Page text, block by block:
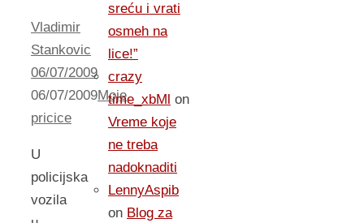
Vladimir
Stankovic
06/07/2009
06/07/2009Moje
pricice
U
policijska
vozila
sreću i vrati
osmeh na
lice!”
crazy
time_xbMl on
Vreme koje
ne treba
nadoknaditi
LennyAspib
on Blog za